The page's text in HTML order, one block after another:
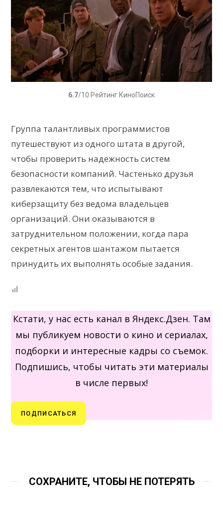
6.7/10 Рейтинг КиноПоиск
Группа талантливых программистов
путешествуют из одного штата в другой,
чтобы проверить надежность систем
безопасности компаний. Частенько друзья
развлекаются тем, что испытывают
киберзащиту без ведома владельцев
организаций. Они оказываются в
затруднительном положении, когда пара
секретных агентов шантажом пытается
принудить их выполнять особые задания.
Кстати, у нас есть канал в Яндекс.Дзен. Там
мы публикуем новости о кино и сериалах,
подборки и интересные кадры со съемок.
Подпишись, чтобы читать эти материалы
в числе первых!
ПОДПИСАТЬСЯ
СОХРАНИТЕ, ЧТОБЫ НЕ ПОТЕРЯТЬ